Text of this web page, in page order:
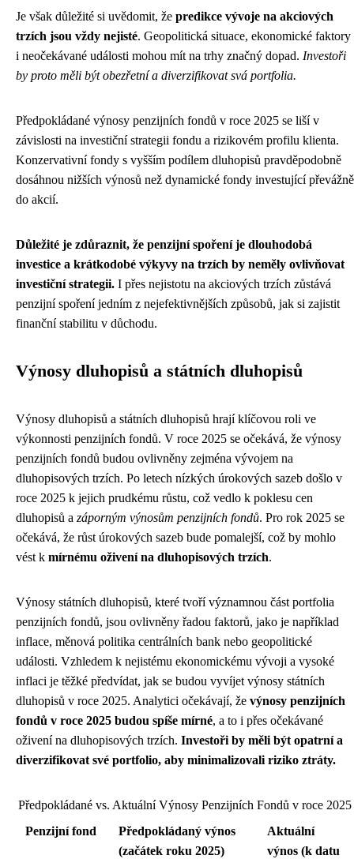
Je však důležité si uvědomit, že predikce vývoje na akciových
trzích jsou vždy nejisté. Geopolitická situace, ekonomické faktory
i neočekávané události mohou mít na trhy značný dopad. Investoři
by proto měli být obezřetní a diverzifikovat svá portfolia.
Předpokládané výnosy penzijních fondů v roce 2025 se liší v
závislosti na investiční strategii fondu a rizikovém profilu klienta.
Konzervativní fondy s vyšším podílem dluhopisů pravděpodobně
dosáhnou nižších výnosů než dynamické fondy investující převážně
do akcií.
Důležité je zdůraznit, že penzijní spoření je dlouhodobá
investice a krátkodobé výkyvy na trzích by neměly ovlivňovat
investiční strategii. I přes nejistotu na akciových trzích zůstává
penzijní spoření jedním z nejefektivnějších způsobů, jak si zajistit
finanční stabilitu v důchodu.
Výnosy dluhopisů a státních dluhopisů
Výnosy dluhopisů a státních dluhopisů hrají klíčovou roli ve
výkonnosti penzijních fondů. V roce 2025 se očekává, že výnosy
penzijních fondů budou ovlivněny zejména vývojem na
dluhopisových trzích. Po letech nízkých úrokových sazeb došlo v
roce 2025 k jejich prudkému růstu, což vedlo k poklesu cen
dluhopisů a záporným výnosům penzijních fondů. Pro rok 2025 se
očekává, že růst úrokových sazeb bude pomalejší, což by mohlo
vést k mírnému oživení na dluhopisových trzích.
Výnosy státních dluhopisů, které tvoří významnou část portfolia
penzijních fondů, jsou ovlivněny řadou faktorů, jako je například
inflace, měnová politika centrálních bank nebo geopolitické
události. Vzhledem k nejistému ekonomickému vývoji a vysoké
inflaci je těžké předvídat, jak se budou vyvíjet výnosy státních
dluhopisů v roce 2025. Analytici očekávají, že výnosy penzijních
fondů v roce 2025 budou spíše mírné, a to i přes očekávané
oživení na dluhopisových trzích. Investoři by měli být opatrní a
diverzifikovat své portfolio, aby minimalizovali riziko ztráty.
Předpokládané vs. Aktuální Výnosy Penzijních Fondů v roce 2025
Penzijní fond
Předpokládaný výnos
(začátek roku 2025)
Aktuální
výnos (k datu